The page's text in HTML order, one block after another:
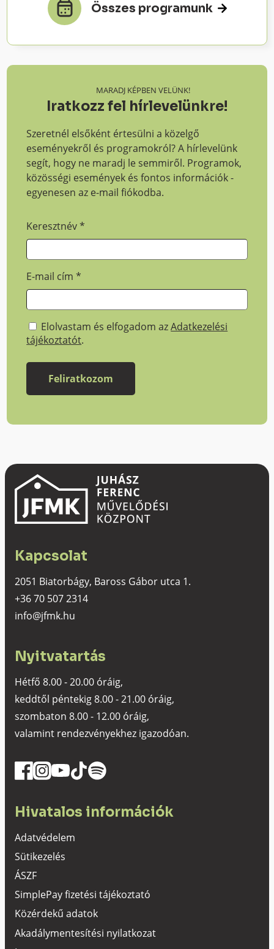
Összes programunk
MARADJ KÉPBEN VELÜNK!
Iratkozz fel hírlevelünkre!
Szeretnél elsőként értesülni a közelgő
eseményekről és programokról? A hírlevelünk
segít, hogy ne maradj le semmiről. Programok,
közösségi események és fontos információk -
egyenesen az e-mail fiókodba.
Keresztnév*
E-mail cím*
Elolvastam és elfogadom azAdatkezelési
tájékoztatót.
Kapcsolat
2051 Biatorbágy, Baross Gábor utca 1.
+36 70 507 2314
info@jfmk.hu
Nyitvatartás
Hétfő 8.00 - 20.00 óráig,
keddtől péntekig 8.00 - 21.00 óráig,
szombaton 8.00 - 12.00 óráig,
valamint rendezvényekhez igazodóan.
Hivatalos információk
Adatvédelem
Sütikezelés
ÁSZF
SimplePay fizetési tájékoztató
Közérdekű adatok
Akadálymentesítési nyilatkozat